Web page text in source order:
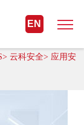
方网站
EN
云科安全> 应用安